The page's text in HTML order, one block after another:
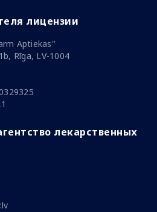
лицензии
Aptiekas"
Rīga, LV-1004
лекарственных